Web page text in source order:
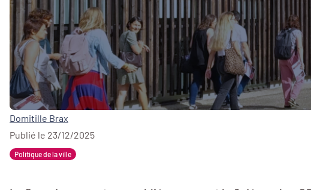
Domitille Brax
Publié le 23/12/2025
Politique de la ville